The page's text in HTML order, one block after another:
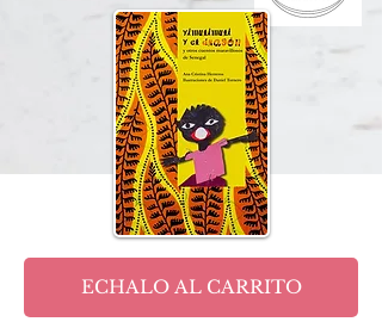
ECHALO AL CARRITO